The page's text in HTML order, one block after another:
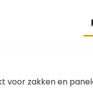
voor zakken en